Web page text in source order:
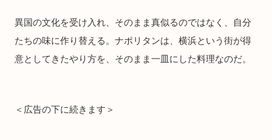
異国の文化を受け入れ、そのまま真似るのではなく、自分
たちの味に作り替える。ナポリタンは、横浜という街が得
意としてきたやり方を、そのまま一皿にした料理なのだ。
＜広告の下に続きます＞